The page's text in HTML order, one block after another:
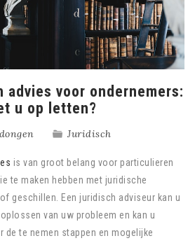
advies voor ondernemers:
u op letten?
Juridisch
is van groot belang voor particulieren
te maken hebben met juridische
geschillen. Een juridisch adviseur kan u
van uw probleem en kan u
de te nemen stappen en mogelijke